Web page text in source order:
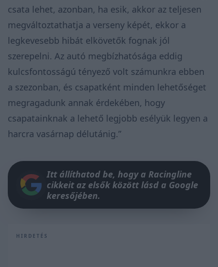
csata lehet, azonban, ha esik, akkor az teljesen
megváltoztathatja a verseny képét, ekkor a
legkevesebb hibát elkövetők fognak jól
szerepelni. Az autó megbízhatósága eddig
kulcsfontosságú tényező volt számunkra ebben
a szezonban, és csapatként minden lehetőséget
megragadunk annak érdekében, hogy
csapatainknak a lehető legjobb esélyük legyen a
harcra vasárnap délutánig.”
Itt állíthatod be, hogy a Racingline
cikkeit az elsők között lásd a Google
keresőjében.
HIRDETÉS